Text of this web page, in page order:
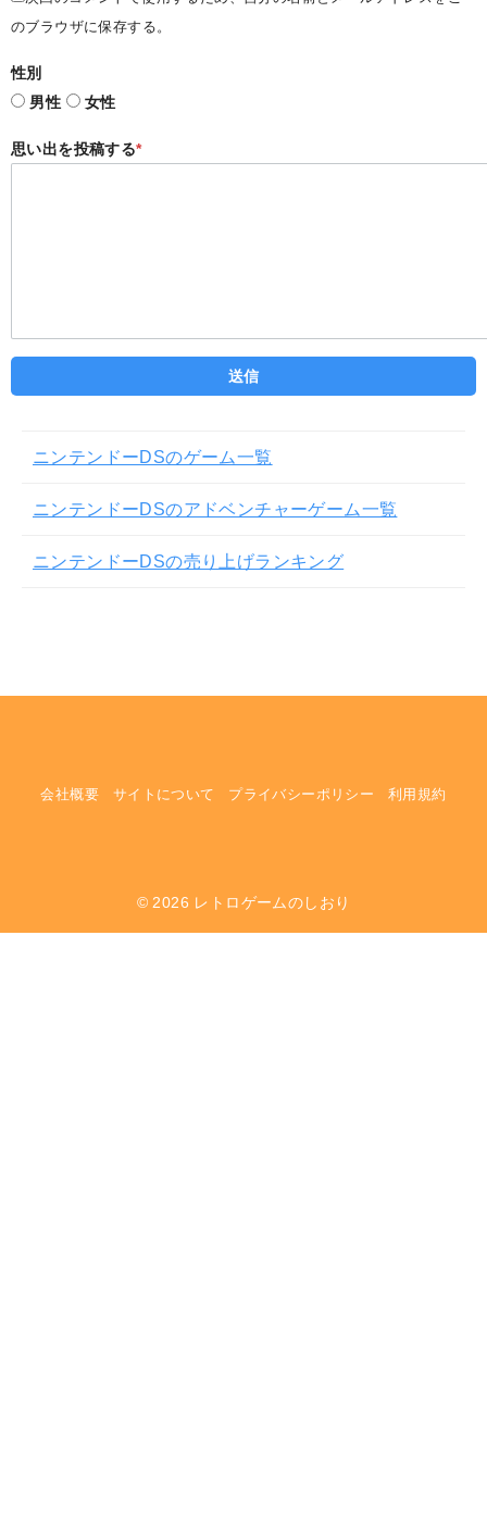
のブラウザに保存する。
性別
男性
女性
思い出を投稿する*
ニンテンドーDSのゲーム一覧
ニンテンドーDSのアドベンチャーゲーム一覧
ニンテンドーDSの売り上げランキング
会社概要 サイトについて プライバシーポリシー 利用規約
© 2026 レトロゲームのしおり